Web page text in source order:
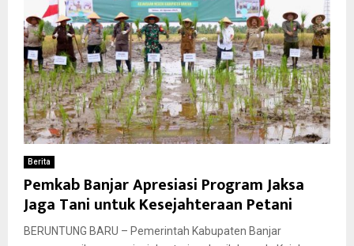
Berita
Pemkab Banjar Apresiasi Program Jaksa
Jaga Tani untuk Kesejahteraan Petani
BERUNTUNG BARU – Pemerintah Kabupaten Banjar